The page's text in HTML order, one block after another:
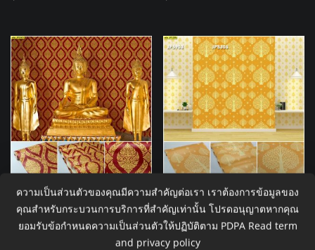
ความเป็นส่วนตัวของคุณมีความสำคัญต่อเรา เราต้องการข้อมูลของ
คุณสำหรับกระบวนการบริการที่สำคัญเท่านั้น โปรดอนุญาตหากคุณ
ยอมรับข้อกำหนดความเป็นส่วนตัวให้ปฏิบัติตาม PDPA Read term
and privacy policy
วอลเปเปอร์ติดผนังลายไทย
ลายพุ่มข้าวบิณฑ์ สีทอง-พื้น
แดง JPS501
วอลเปเปอร์ติดผนังลายไทย
ลายต้นโพธิ์ สีทอง-พื้นทอง
JPS305
0.00